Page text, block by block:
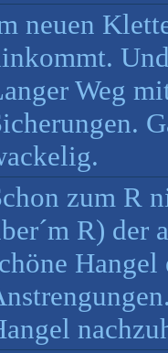
neuen
Weg
zum R
R) der